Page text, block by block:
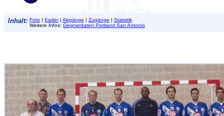
Inhalt: Foto | Kader| Abgänge | Zugänge | Statistik
Weitere Infos: Gegnerdaten Portland San Antonio